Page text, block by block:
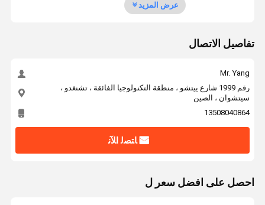
عرض المزيد
تفاصيل الاتصال
Mr. Yang
رقم 1999 شارع ييتشو ، منطقة التكنولوجيا الفائقة ، تشنغدو ،
سيتشوان ، الصين
13508040864
ﺎﺘﺼﻟ ﺍﻶﻧ
احصل على افضل سعر ل